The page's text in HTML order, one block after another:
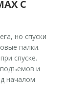
С
но спуски
палки.
спуске.
и
началом